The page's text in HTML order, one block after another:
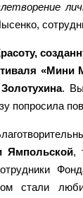
«Мини
.
попросила
Ямпольской,
стали